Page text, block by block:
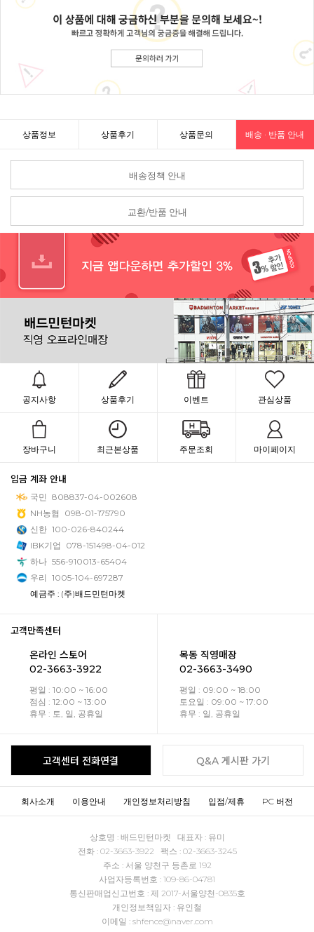
상품정보 상품후기 상품문의 배송 · 반품 안내
배송정책 안내
교환/반품 안내
공지사항 상품후기 이벤트 관심상품
장바구니 최근본상품 주문조회 마이페이지
입금 계좌 안내
국민 808837-04-002608
NH농협
098-01-175790
신한 100-026-840244
IBK기업
078-151498-04-012
하나 556-910013-65404
우리 1005-104-697287
예금주 : (주)배드민턴마켓
고객만족센터
온라인 스토어
02-3663-3922
평일 : 10:00 ~ 16:00
점심 : 12:00 ~ 13:00
휴무 : 토, 일, 공휴일
목동 직영매장
02-3663-3490
평일 : 09:00 ~ 18:00
토요일 : 09:00 ~ 17:00
휴무 : 일, 공휴일
고객센터 전화연결 Q&A 게시판 가기
회사소개 이용안내 개인정보처리방침 입점/제휴 PC 버전
상호명 : 배드민턴마켓 대표자 : 유미
전화 : 02-3663-3922 팩스 : 02-3663-3245
주소 : 서울 양천구 등촌로 192
사업자등록번호 : 109-86-04781
통신판매업신고번호 : 제 2017-서울양천-0835호
개인정보책임자 : 유인철
이메일 : shfence@naver.com